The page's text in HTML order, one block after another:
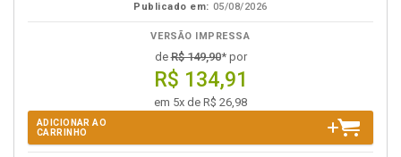
Publicado em: 05/08/2026
VERSÃO IMPRESSA
deR$ 149,90* por
R$ 134,91
em 5x de R$ 26,98
ADICIONAR AO
CARRINHO